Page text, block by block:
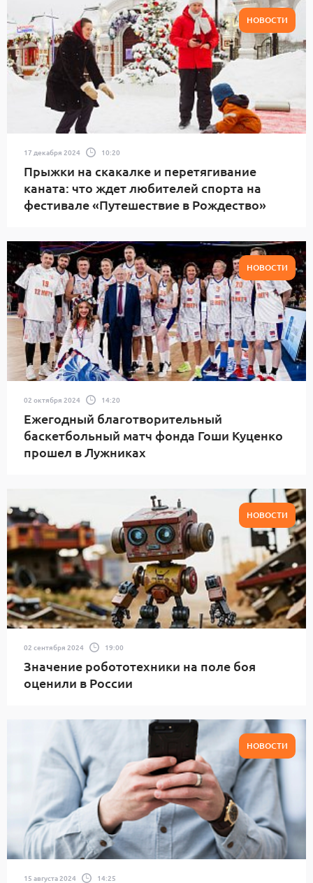
НОВОСТИ
17 декабря 2024 10:20
Прыжки на скакалке и перетягивание
каната: что ждет любителей спорта на
фестивале «Путешествие в Рождество»
НОВОСТИ
02 октября 2024 14:20
Ежегодный благотворительный
баскетбольный матч фонда Гоши Куценко
прошел в Лужниках
НОВОСТИ
02 сентября 2024 19:00
Значение робототехники на поле боя
оценили в России
НОВОСТИ
15 августа 2024 14:25